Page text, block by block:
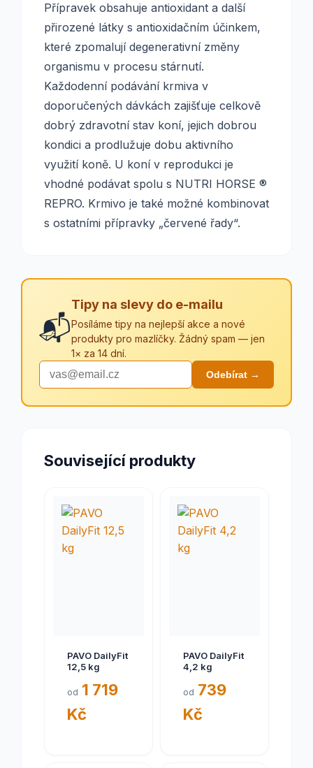
Přípravek obsahuje antioxidant a další
přirozené látky s antioxidačním účinkem,
které zpomalují degenerativní změny
organismu v procesu stárnutí.
Každodenní podávání krmiva v
doporučených dávkách zajišťuje celkově
dobrý zdravotní stav koní, jejich dobrou
kondici a prodlužuje dobu aktivního
využití koně. U koní v reprodukci je
vhodné podávat spolu s NUTRI HORSE ®
REPRO. Krmivo je také možné kombinovat
s ostatními přípravky „červené řady“.
📬
Tipy na slevy do e-mailu
Posíláme tipy na nejlepší akce a nové
produkty pro mazlíčky. Žádný spam — jen
1× za 14 dní.
Odebírat →
Související produkty
PAVO DailyFit
12,5 kg
od 1 719
Kč
PAVO DailyFit
4,2 kg
od 739
Kč